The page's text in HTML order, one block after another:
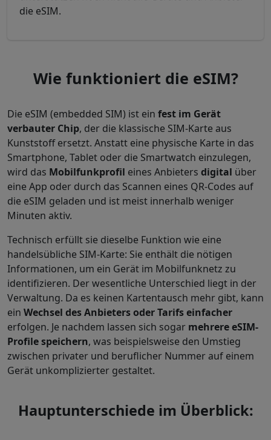
die eSIM.
Wie funktioniert die eSIM?
Die eSIM (embedded SIM) ist ein fest im Gerät
verbauter Chip, der die klassische SIM-Karte aus
Kunststoff ersetzt. Anstatt eine physische Karte in das
Smartphone, Tablet oder die Smartwatch einzulegen,
wird das Mobilfunkprofil eines Anbieters digital über
eine App oder durch das Scannen eines QR-Codes auf
die eSIM geladen und ist meist innerhalb weniger
Minuten aktiv.
Technisch erfüllt sie dieselbe Funktion wie eine
handelsübliche SIM-Karte: Sie enthält die nötigen
Informationen, um ein Gerät im Mobilfunknetz zu
identifizieren. Der wesentliche Unterschied liegt in der
Verwaltung. Da es keinen Kartentausch mehr gibt, kann
ein Wechsel des Anbieters oder Tarifs einfacher
erfolgen. Je nachdem lassen sich sogar mehrere eSIM-
Profile speichern, was beispielsweise den Umstieg
zwischen privater und beruflicher Nummer auf einem
Gerät unkomplizierter gestaltet.
Hauptunterschiede im Überblick: